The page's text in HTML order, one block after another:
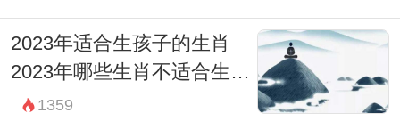
2023年适合生孩子的生肖
2023年哪些生肖不适合生孩
子 1359